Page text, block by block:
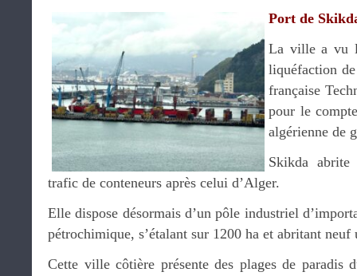
Port de
La ville a vu
liquéfaction
française
pour le
algérienne de
Skikda
trafic de conteneurs après celui d’Alger.
Elle dispose désormais d’un pôle industriel
pétrochimique, s’étalant sur 1200 ha et abritant
Cette ville côtière présente des plages de paradis